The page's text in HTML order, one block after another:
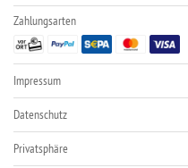
Zahlungsarten
Impressum
Datenschutz
Privatsphäre